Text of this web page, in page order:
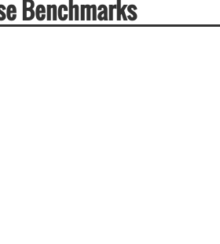
Benchmarks